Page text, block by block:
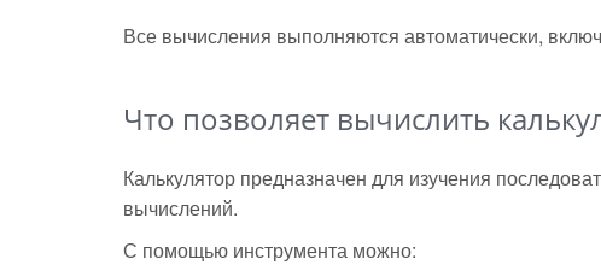
Все вычисления выполняются автоматически,
Что позволяет вычислить
Калькулятор предназначен для изучения
вычислений.
С помощью инструмента можно: